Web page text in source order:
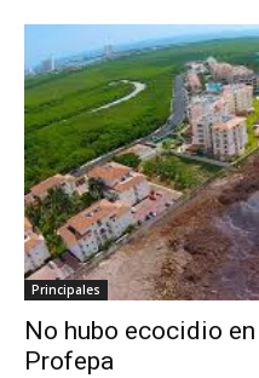
Principales
No hubo ecocidio
Profepa